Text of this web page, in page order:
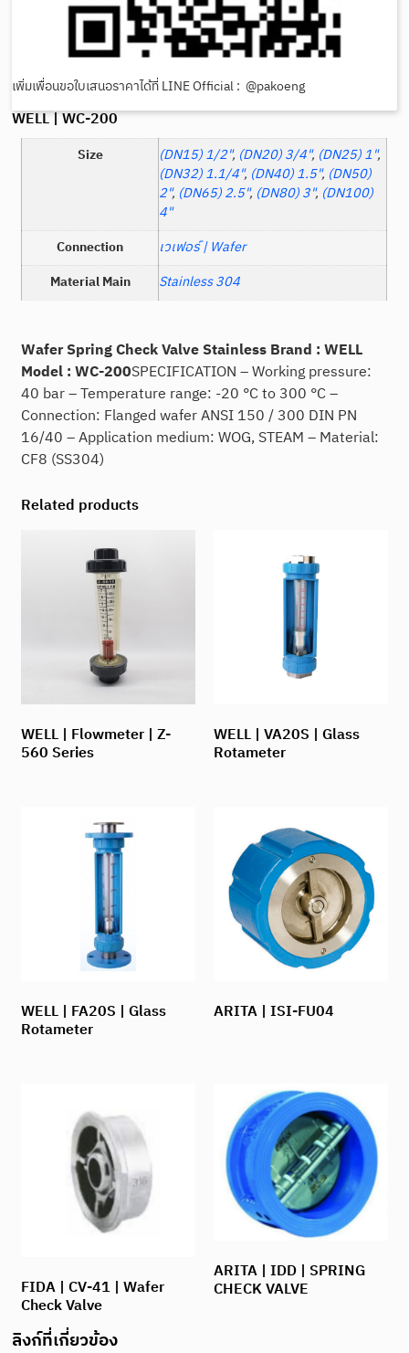
เพิ่มเพื่อนขอใบเสนอราคาได้ที่ LINE Official : @pakoeng
WELL | WC-200
Size (DN15) 1/2", (DN20) 3/4", (DN25) 1",
(DN32) 1.1/4", (DN40) 1.5", (DN50)
2", (DN65) 2.5", (DN80) 3", (DN100)
4"
Connection
เวเฟอร์ | Wafer
Material Main
Stainless 304
Wafer Spring Check Valve StainlessBrand : WELL
Model : WC-200SPECIFICATION – Working pressure:
40 bar – Temperature range: -20 °C to 300 °C –
Connection: Flanged wafer ANSI 150 / 300 DIN PN
16/40 – Application medium: WOG, STEAM – Material:
CF8 (SS304)
Related products
WELL | Flowmeter | Z-
560 Series
WELL | VA20S | Glass
Rotameter
WELL | FA20S | Glass
Rotameter
ARITA | ISI-FU04
FIDA | CV-41 | Wafer
Check Valve
ARITA | IDD | SPRING
CHECK VALVE
ลิงก์ที่เกี่ยวข้อง